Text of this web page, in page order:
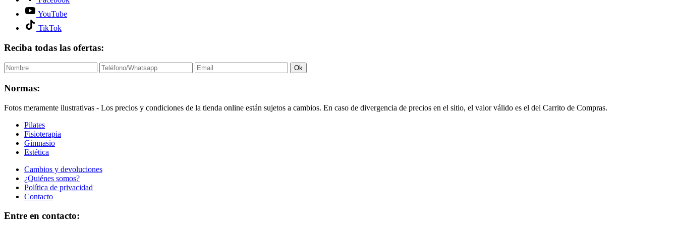
YouTube
TikTok
Reciba todas las ofertas:
Ok
Normas:
Fotos meramente ilustrativas - Los precios y condiciones de la tienda online están sujetos a cambios. En caso de divergencia de precios en el sitio, el valor válido es el del Carrito de Compras.
Pilates
Fisioterapia
Gimnasio
Estética
Cambios y devoluciones
¿Quiénes somos?
Política de privacidad
Contacto
Entre en contacto: